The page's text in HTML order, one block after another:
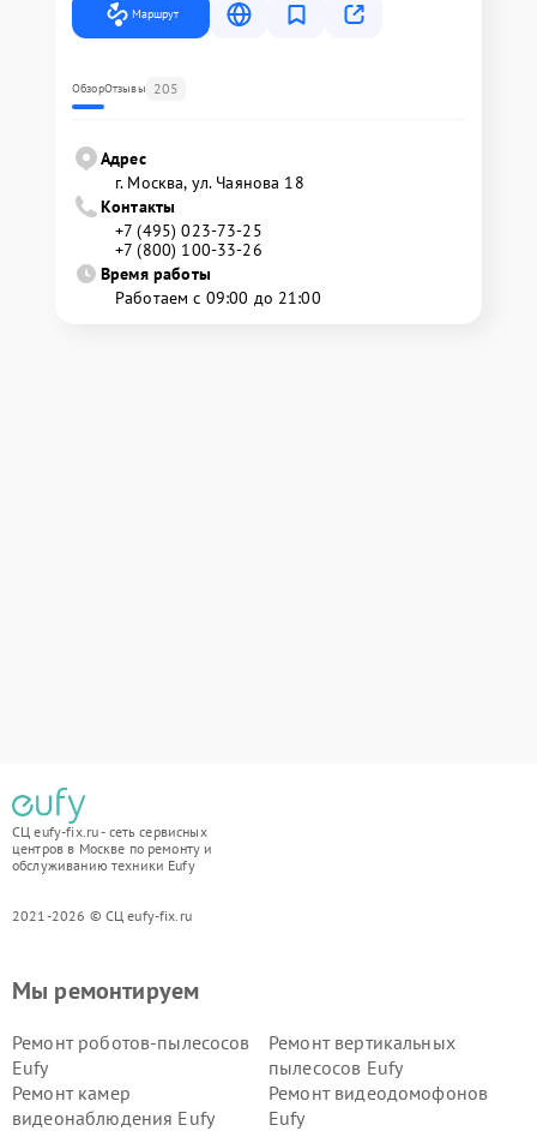
Маршрут
ОбзорОтзывы 205
Адрес
г. Москва, ул. Чаянова 18
Контакты
+7 (495) 023-73-25
+7 (800) 100-33-26
Время работы
Работаем с 09:00 до 21:00
СЦ eufy-fix.ru - сеть сервисных
центров в Москве по ремонту и
обслуживанию техники Eufy
2021-2026 © СЦ eufy-fix.ru
Мы ремонтируем
Ремонт роботов-пылесосов
Eufy
Ремонт вертикальных
пылесосов Eufy
Ремонт камер
видеонаблюдения Eufy
Ремонт видеодомофонов
Eufy